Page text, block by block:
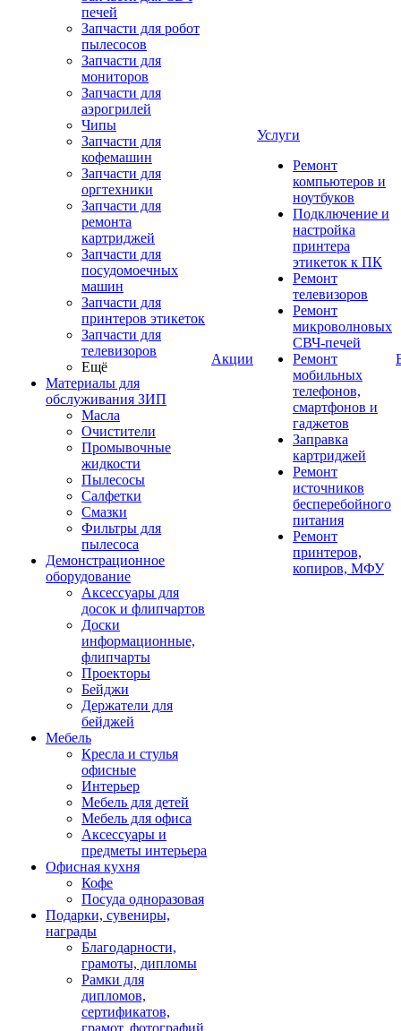
печей
Запчасти для робот
пылесосов
Запчасти для
мониторов
Запчасти для
аэрогрилей
Чипы
Запчасти для
кофемашин
Запчасти для
оргтехники
Запчасти для
ремонта
картриджей
Запчасти для
посудомоечных
машин
Запчасти для
принтеров этикеток
Запчасти для
телевизоров
Ещё
Материалы для
обслуживания ЗИП
Масла
Очистители
Промывочные
жидкости
Пылесосы
Салфетки
Смазки
Фильтры для
пылесоса
Демонстрационное
оборудование
Аксессуары для
досок и флипчартов
Доски
информационные,
флипчарты
Проекторы
Бейджи
Держатели для
бейджей
Мебель
Кресла и стулья
офисные
Интерьер
Мебель для детей
Мебель для офиса
Аксессуары и
предметы интерьера
Офисная кухня
Кофе
Посуда одноразовая
Подарки, сувениры,
награды
Благодарности,
грамоты, дипломы
Рамки для
дипломов,
сертификатов,
грамот, фотографий
Акции
Услуги
Ремонт
компьютеров и
ноутбуков
Подключение и
настройка
принтера
этикеток к ПК
Ремонт
телевизоров
Ремонт
микроволновых
СВЧ-печей
Ремонт
мобильных
телефонов,
смартфонов и
гаджетов
Заправка
картриджей
Ремонт
источников
бесперебойного
питания
Ремонт
принтеров,
копиров, МФУ